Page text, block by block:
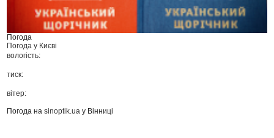
Погода
Погода у Києві
вологість:
тиск:
вітер:
Погода наsinoptik.ua у Вінниці